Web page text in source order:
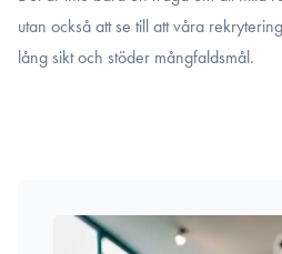
utan också att se till att våra
lång sikt och stöder mångfaldsmål.